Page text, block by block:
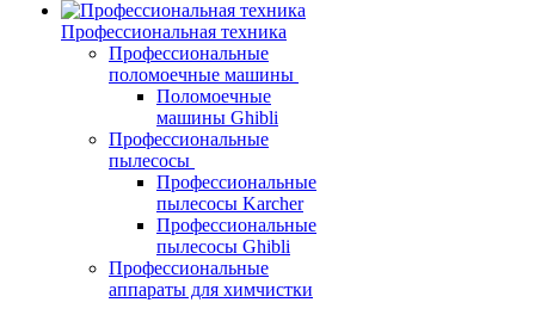
Профессиональная техника
Профессиональные
поломоечные машины
Поломоечные
машины Ghibli
Профессиональные
пылесосы
Профессиональные
пылесосы Karcher
Профессиональные
пылесосы Ghibli
Профессиональные
аппараты для химчистки